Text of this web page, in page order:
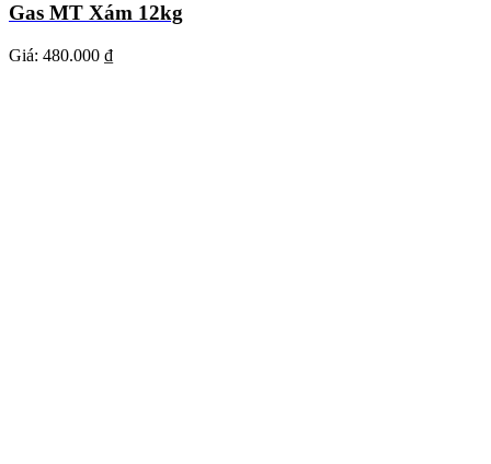
Gas MT Xám 12kg
Giá: 480.000 ₫